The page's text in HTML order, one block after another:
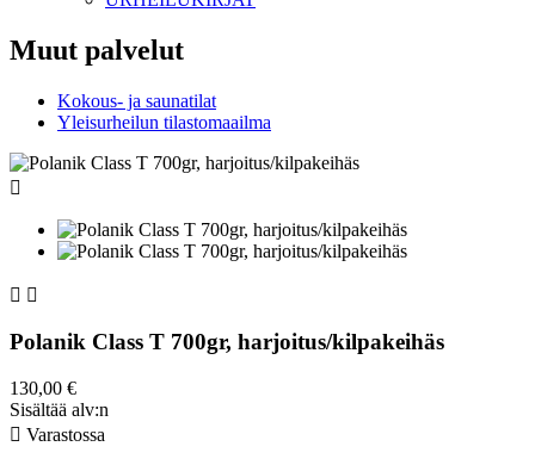
Muut palvelut
Kokous- ja saunatilat
Yleisurheilun tilastomaailma

 
Polanik Class T 700gr, harjoitus/kilpakeihäs
130,00 €
Sisältää alv:n
 Varastossa